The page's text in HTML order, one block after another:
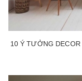
10 Ý TƯỞNG